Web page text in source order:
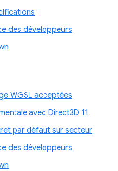
des développeurs
WGSL acceptées
avec Direct3D 11
par défaut sur secteur
des développeurs